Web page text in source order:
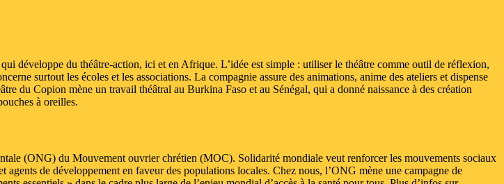
développe du théâtre-action, ici et en Afrique. L’idée est simple : utiliser le théâtre comme outil de réflexion,
surtout les écoles et les associations. La compagnie assure des animations, anime des ateliers et dispense
du Copion mène un travail théâtral au Burkina Faso et au Sénégal, qui a donné naissance à des création
à oreilles.
(ONG) du Mouvement ouvrier chrétien (MOC). Solidarité mondiale veut renforcer les mouvements sociaux
agents de développement en faveur des populations locales. Chez nous, l’ONG mène une campagne de